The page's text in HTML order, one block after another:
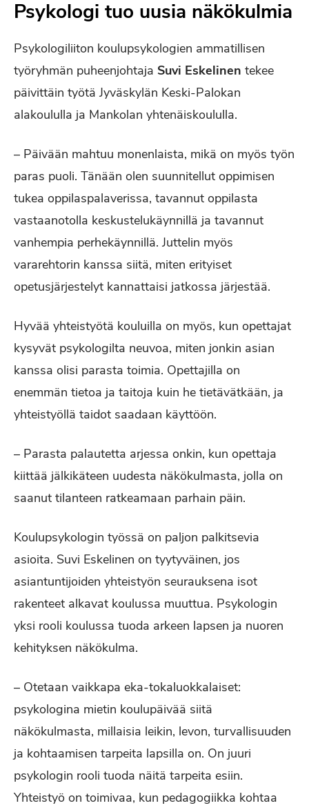
Psykologi tuo uusia näkökulmia
Psykologiliiton koulupsykologien ammatillisen
työryhmän puheenjohtaja Suvi Eskelinen tekee
päivittäin työtä Jyväskylän Keski-Palokan
alakoululla ja Mankolan yhtenäiskoululla.
– Päivään mahtuu monenlaista, mikä on myös työn
paras puoli. Tänään olen suunnitellut oppimisen
tukea oppilaspalaverissa, tavannut oppilasta
vastaanotolla keskustelukäynnillä ja tavannut
vanhempia perhekäynnillä. Juttelin myös
vararehtorin kanssa siitä, miten erityiset
opetusjärjestelyt kannattaisi jatkossa järjestää.
Hyvää yhteistyötä kouluilla on myös, kun opettajat
kysyvät psykologilta neuvoa, miten jonkin asian
kanssa olisi parasta toimia. Opettajilla on
enemmän tietoa ja taitoja kuin he tietävätkään, ja
yhteistyöllä taidot saadaan käyttöön.
– Parasta palautetta arjessa onkin, kun opettaja
kiittää jälkikäteen uudesta näkökulmasta, jolla on
saanut tilanteen ratkeamaan parhain päin.
Koulupsykologin työssä on paljon palkitsevia
asioita. Suvi Eskelinen on tyytyväinen, jos
asiantuntijoiden yhteistyön seurauksena isot
rakenteet alkavat koulussa muuttua. Psykologin
yksi rooli koulussa tuoda arkeen lapsen ja nuoren
kehityksen näkökulma.
– Otetaan vaikkapa eka-tokaluokkalaiset:
psykologina mietin koulupäivää siitä
näkökulmasta, millaisia leikin, levon, turvallisuuden
ja kohtaamisen tarpeita lapsilla on. On juuri
psykologin rooli tuoda näitä tarpeita esiin.
Yhteistyö on toimivaa, kun pedagogiikka kohtaa